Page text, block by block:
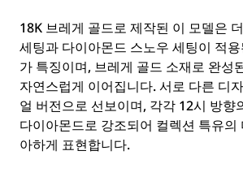
18K 브레게 골드로 제작된 이 모델은
세팅과 다이아몬드 스노우 세팅이 적
가 특징이며, 브레게 골드 소재로 완성
자연스럽게 이어집니다. 서로 다른 디
얼 버전으로 선보이며, 각각 12시 방향
다이아몬드로 강조되어 컬렉션 특유의
아하게 표현합니다.